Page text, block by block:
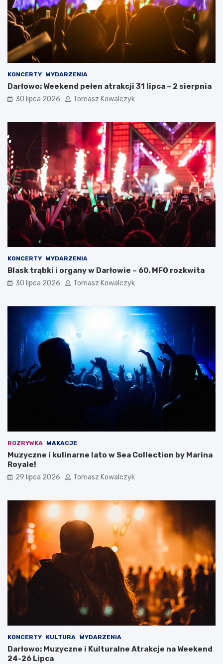
KONCERTY WYDARZENIA
Darłowo: Weekend pełen atrakcji 31 lipca – 2 sierpnia
30 lipca 2026 Tomasz Kowalczyk
KONCERTY WYDARZENIA
Blask trąbki i organy w Darłowie – 60. MFO rozkwita
30 lipca 2026 Tomasz Kowalczyk
ROZRYWKA WAKACJE
Muzyczne i kulinarne lato w Sea Collection by Marina
Royale!
29 lipca 2026 Tomasz Kowalczyk
KONCERTY KULTURA WYDARZENIA
Darłowo: Muzyczne i Kulturalne Atrakcje na Weekend
24-26 Lipca